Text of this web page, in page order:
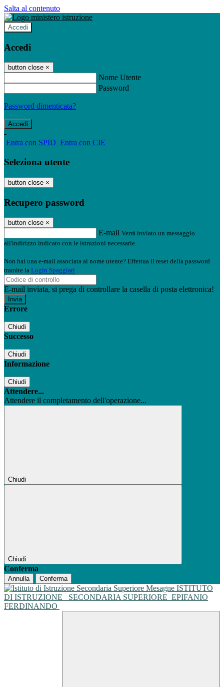
Salta al contenuto
Accedi
Accedi
button close ×
Nome Utente
Password
Password dimenticata?
-
Entra con SPID Entra con CIE
Seleziona utente
button close ×
Recupero password
button close ×
E-mail Verrà inviato un messaggio
all'indirizzo indicato con le istruzioni necessarie.
Non hai una e-mail associata al nome utente? Effettua il reset della password
tramite la Login Spaggiari
E-mail inviata, si prega di controllare la casella di posta elettronica!
Errore
Chiudi
Successo
Chiudi
Informazione
Chiudi
Attendere...
Attendere il completamento dell'operazione...
Chiudi
Chiudi
Conferma
Annulla Conferma
ISTITUTO
DI ISTRUZIONE
SECONDARIA SUPERIORE EPIFANIO
FERDINANDO